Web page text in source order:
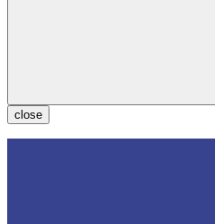
close